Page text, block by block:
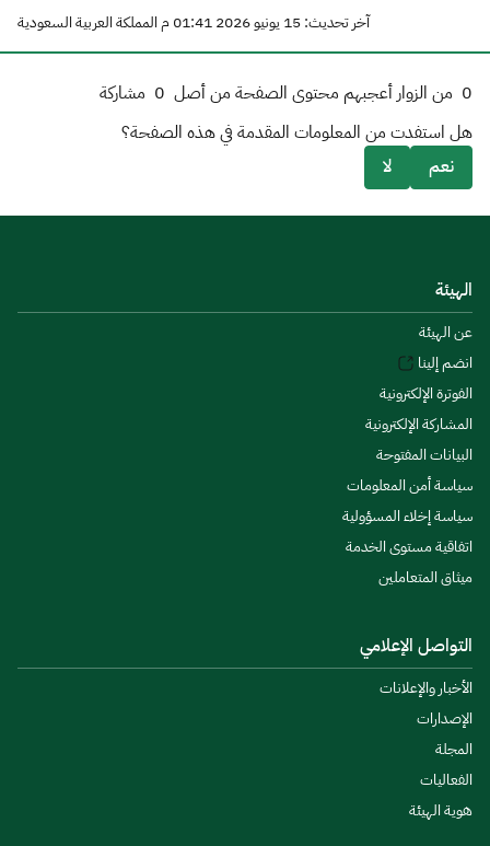
آخر تحديث: 15 يونيو 2026 01:41 م المملكة العربية السعودية
0 من الزوار أعجبهم محتوى الصفحة من أصل 0 مشاركة
هل استفدت من المعلومات المقدمة في هذه الصفحة؟
نعم
لا
الهيئة
عن الهيئة
انضم إلينا
الفوترة الإلكترونية
المشاركة الإلكترونية
البيانات المفتوحة
سياسة أمن المعلومات
سياسة إخلاء المسؤولية
اتفاقية مستوى الخدمة
ميثاق المتعاملين
التواصل الإعلامي
الأخبار والإعلانات
الإصدارات
المجلة
الفعاليات
هوية الهيئة